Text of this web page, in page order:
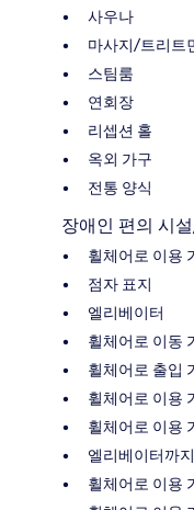
사우나
마사지/트리트
스팀룸
연회장
리셉션 홀
옥외 가구
전통 양식
장애인 편의 시
휠체어로 이용
점자 표지
엘리베이터
휠체어로 이동
휠체어로 출입
휠체어로 이용
휠체어로 이용
엘리베이터까
휠체어로 이용